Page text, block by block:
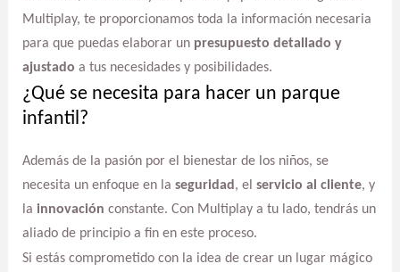
Multiplay, te proporcionamos toda la información necesaria
para que puedas elaborar un presupuesto detallado y
ajustado a tus necesidades y posibilidades.
¿Qué se necesita para hacer un parque
infantil?
Además de la pasión por el bienestar de los niños, se
necesita un enfoque en la seguridad , el servicio al cliente, y
la innovación constante. Con Multiplay a tu lado, tendrás un
aliado de principio a fin en este proceso.
Si estás comprometido con la idea de crear un lugar mágico